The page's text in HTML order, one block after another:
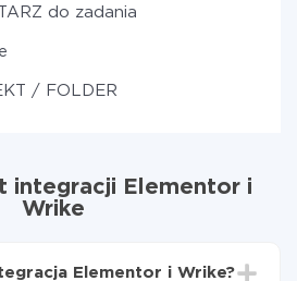
do zadania
/ FOLDER
integracji Elementor i
Wrike
Elementor i Wrike?